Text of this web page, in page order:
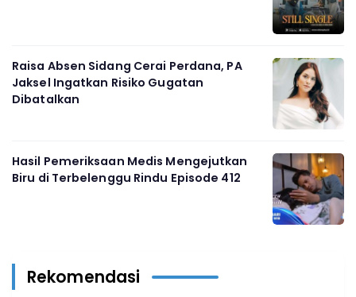
Raisa Absen Sidang Cerai Perdana, PA
Jaksel Ingatkan Risiko Gugatan
Dibatalkan
Hasil Pemeriksaan Medis Mengejutkan
Biru di Terbelenggu Rindu Episode 412
Rekomendasi